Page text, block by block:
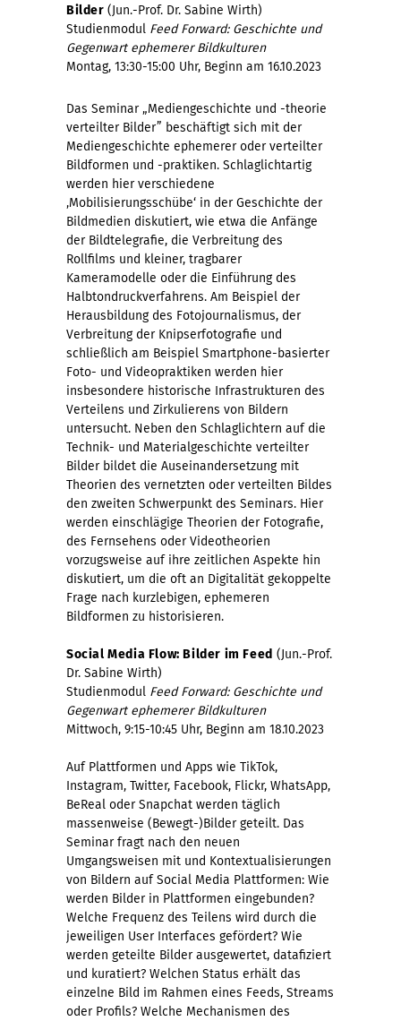
Bilder(Jun.-Prof. Dr. Sabine Wirth)
Studienmodul Feed Forward: Geschichte und
Gegenwart ephemerer Bildkulturen
Montag, 13:30-15:00 Uhr, Beginn am 16.10.2023
Das Seminar „Mediengeschichte und -theorie
verteilter Bilder” beschäftigt sich mit der
Mediengeschichte ephemerer oder verteilter
Bildformen und -praktiken. Schlaglichtartig
werden hier verschiedene
‚Mobilisierungsschübe‘ in der Geschichte der
Bildmedien diskutiert, wie etwa die Anfänge
der Bildtelegrafie, die Verbreitung des
Rollfilms und kleiner, tragbarer
Kameramodelle oder die Einführung des
Halbtondruckverfahrens. Am Beispiel der
Herausbildung des Fotojournalismus, der
Verbreitung der Knipserfotografie und
schließlich am Beispiel Smartphone-basierter
Foto- und Videopraktiken werden hier
insbesondere historische Infrastrukturen des
Verteilens und Zirkulierens von Bildern
untersucht. Neben den Schlaglichtern auf die
Technik- und Materialgeschichte verteilter
Bilder bildet die Auseinandersetzung mit
Theorien des vernetzten oder verteilten Bildes
den zweiten Schwerpunkt des Seminars. Hier
werden einschlägige Theorien der Fotografie,
des Fernsehens oder Videotheorien
vorzugsweise auf ihre zeitlichen Aspekte hin
diskutiert, um die oft an Digitalität gekoppelte
Frage nach kurzlebigen, ephemeren
Bildformen zu historisieren.
Social Media Flow: Bilder im Feed (Jun.-Prof.
Dr. Sabine Wirth)
Studienmodul Feed Forward: Geschichte und
Gegenwart ephemerer Bildkulturen
Mittwoch, 9:15-10:45 Uhr, Beginn am 18.10.2023
Auf Plattformen und Apps wie TikTok,
Instagram, Twitter, Facebook, Flickr, WhatsApp,
BeReal oder Snapchat werden täglich
massenweise (Bewegt-)Bilder geteilt. Das
Seminar fragt nach den neuen
Umgangsweisen mit und Kontextualisierungen
von Bildern auf Social Media Plattformen: Wie
werden Bilder in Plattformen eingebunden?
Welche Frequenz des Teilens wird durch die
jeweiligen User Interfaces gefördert? Wie
werden geteilte Bilder ausgewertet, datafiziert
und kuratiert? Welchen Status erhält das
einzelne Bild im Rahmen eines Feeds, Streams
oder Profils? Welche Mechanismen des